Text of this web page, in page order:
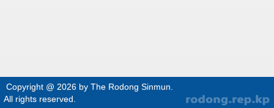
Copyright @ 2026 by The Rodong Sinmun.
All rights reserved.